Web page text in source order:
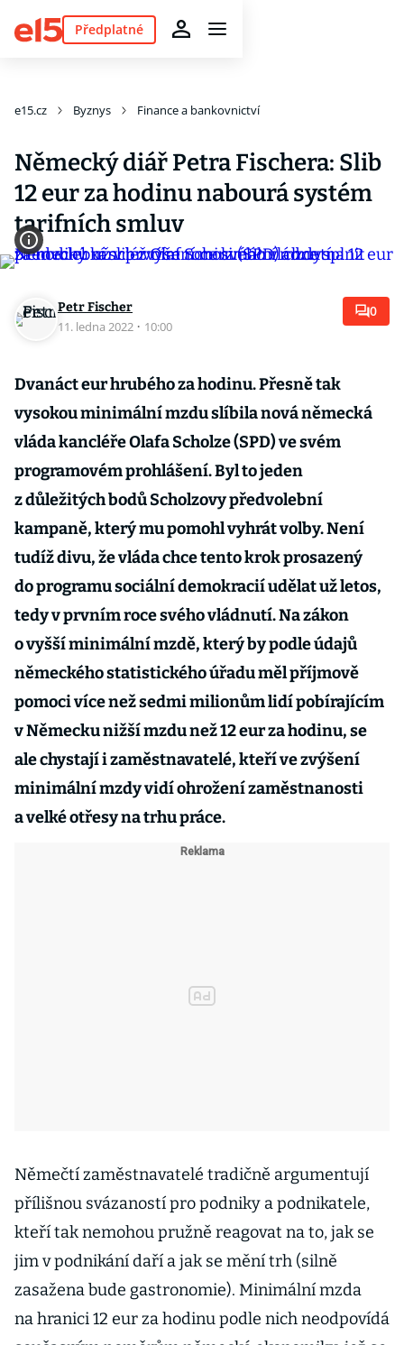
Předplatné
e15.cz Byznys Finance a bankovnictví
Německý diář Petra Fischera: Slib
12 eur za hodinu nabourá systém
tarifních smluv
Petr Fischer
11. ledna 2022 · 10:00
0
Dvanáct eur hrubého za hodinu. Přesně tak
vysokou minimální mzdu slíbila nová německá
vláda kancléře Olafa Scholze (SPD) ve svém
programovém prohlášení. Byl to jeden
z důležitých bodů Scholzovy předvolební
kampaně, který mu pomohl vyhrát volby. Není
tudíž divu, že vláda chce tento krok prosazený
do programu sociální demokracií udělat už letos,
tedy v prvním roce svého vládnutí. Na zákon
o vyšší minimální mzdě, který by podle údajů
německého statistického úřadu měl příjmově
pomoci více než sedmi mi­lionům lidí pobírajícím
v Německu nižší mzdu než 12 eur za hodinu, se
ale chystají i zaměstnavatelé, kteří ve zvýšení
minimální mzdy vidí ohrožení zaměstnanosti
a velké otřesy na trhu práce.
Němečtí zaměstnavatelé tradičně argumentují
přílišnou svázaností pro podniky a podnikatele,
kteří tak nemohou pružně reagovat na to, jak se
jim v podnikání daří a jak se mění trh (silně
zasažena bude gastronomie). Minimální mzda
na hranici 12 eur za hodinu podle nich neodpovídá